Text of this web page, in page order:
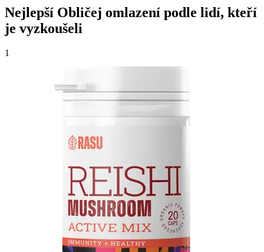
Nejlepší Obličej omlazení podle lidí, kteří
je vyzkoušeli
1